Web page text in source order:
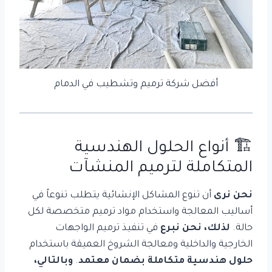
أفضل شركة ترميم وتشطيب في الدمام
🏗️ أنواع الحلول الهندسية
المتكاملة لترميم المنشآت
نحن نرى أن تنوع المشاكل الإنشائية يتطلب تنوعاً في
أساليب المعالجة واستخدام مواد ترميم متخصصة لكل
حالة. لذلك، نحن نبرع في تنفيذ ترميم الواجهات
الخارجية والداخلية ومعالجة الشروخ العميقة باستخدام
حلول هندسية متكاملة بضمان معتمد. وبالتالي،